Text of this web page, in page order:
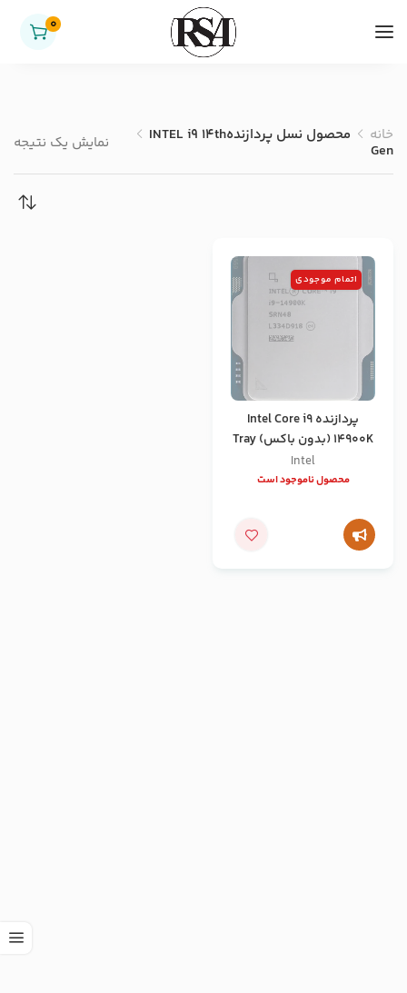
0
خانه محصول نسل پردازندهINTEL i9 14th
Gen نمایش یک نتیجه
اتمام موجودی
پردازنده Intel Core i9
14900K (بدون باکس) Tray
Intel
محصول ناموجود است